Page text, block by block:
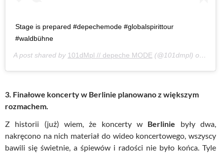
Stage is prepared #depechemode #globalspirittour
#waldbühne
A post shared by 101dMpl // depeche MODE (@101dmpl) on
3. Finałowe koncerty w Berlinie planowano z większym
rozmachem.
Z historii (już) wiem, że koncerty w Berlinie były dwa,
nakręcono na nich materiał do wideo koncertowego, wszyscy
bawili się świetnie, a śpiewów i radości nie było końca. Tyle